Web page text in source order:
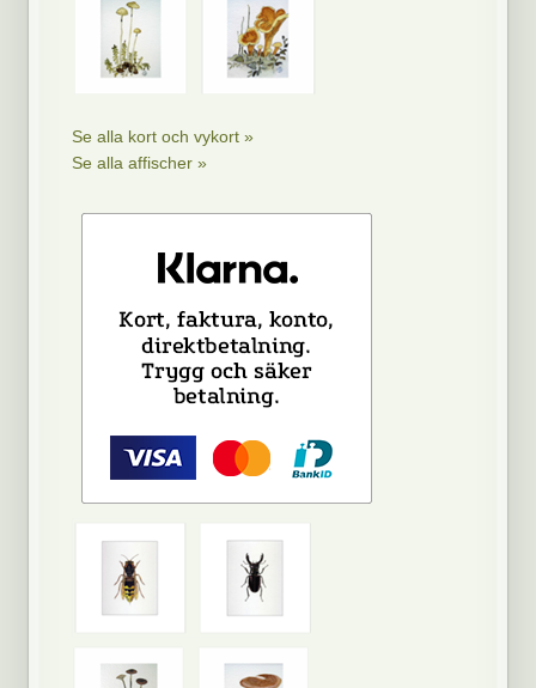
Se alla kort och vykort »
Se alla affischer »